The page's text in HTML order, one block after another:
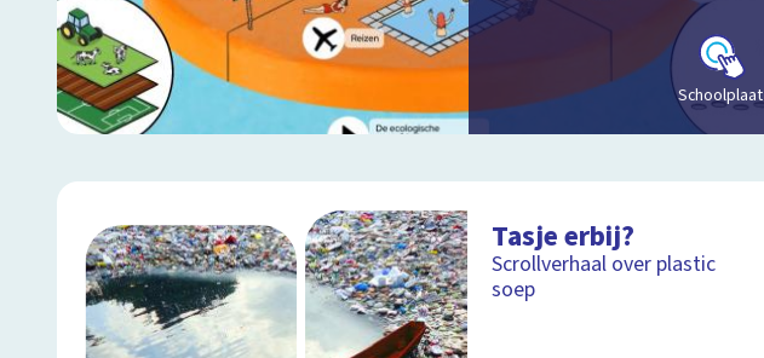
Schoolplaat
Tasje erbij?
Scrollverhaal over plastic
soep